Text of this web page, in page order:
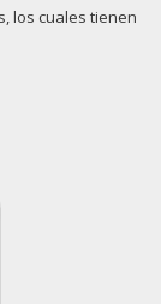
los cuales tienen